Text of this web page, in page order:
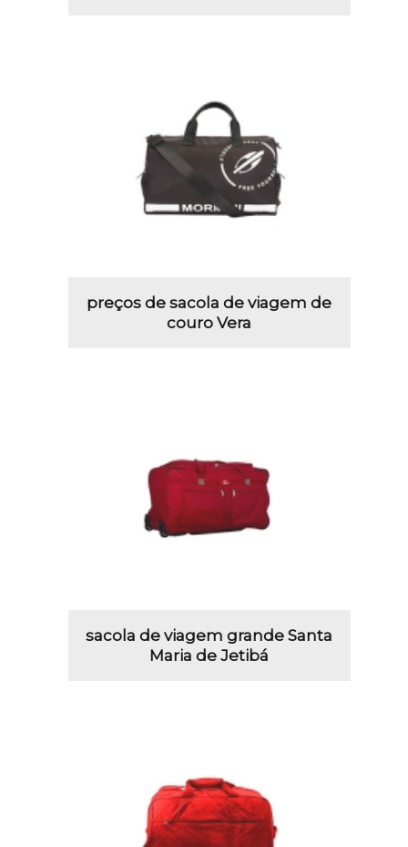
preços de sacola de viagem de
couro Vera
sacola de viagem grande Santa
Maria de Jetibá